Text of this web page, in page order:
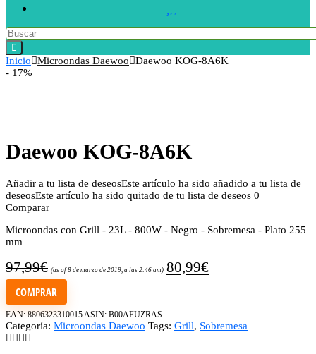
Inicio Microondas Daewoo
Daewoo KOG-8A6K
- 17%
Daewoo KOG-8A6K
Añadir a tu lista de deseosEste artículo ha sido añadido a tu lista de
deseosEste artículo ha sido quitado de tu lista de deseos 0
Comparar
Microondas con Grill - 23L - 800W - Negro - Sobremesa - Plato 255
mm
97,99€ (as of 8 de marzo de 2019, a las 2:46 am) 80,99€
COMPRAR
EAN: 8806323310015ASIN: B00AFUZRAS
Categoría: Microondas Daewoo Tags: Grill, Sobremesa